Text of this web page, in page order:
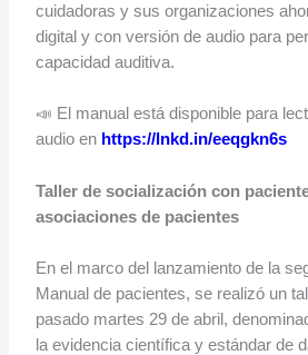
cuidadoras y sus organizaciones
digital y con versión de audio para
capacidad auditiva.
📣 El manual está disponible para
audio en https://lnkd.in/eeqgkn6s
Taller de socialización con
asociaciones de pacientes
En el marco del lanzamiento de la
Manual de pacientes, se realizó un
pasado martes 29 de abril,
la evidencia científica y estándar de